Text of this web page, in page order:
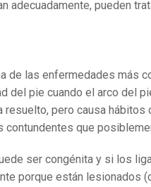
adecuadamente, pueden
de las enfermedades más
del pie cuando el arco del
resuelto, pero causa
contundentes que
ser congénita y si los
porque están lesionados